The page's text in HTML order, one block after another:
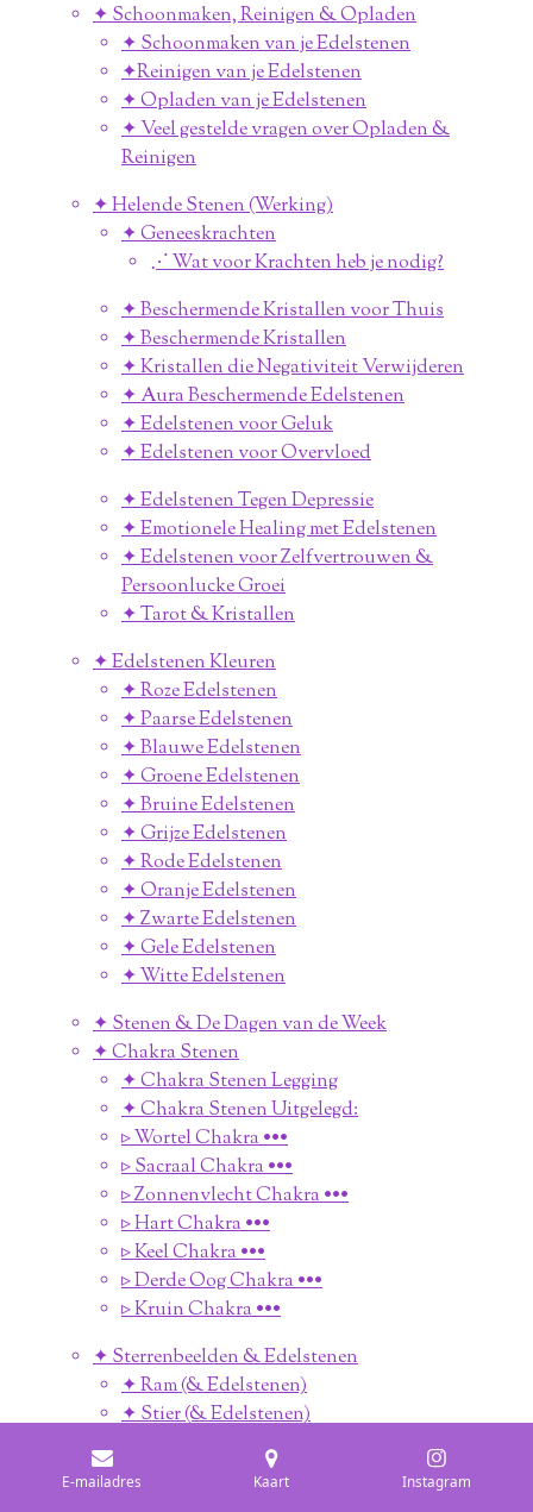
✦ Schoonmaken, Reinigen & Opladen
✦ Schoonmaken van je Edelstenen
✦Reinigen van je Edelstenen
✦ Opladen van je Edelstenen
✦ Veel gestelde vragen over Opladen &
Reinigen
✦ Helende Stenen (Werking)
✦ Geneeskrachten
⋰ Wat voor Krachten heb je nodig?
✦ Beschermende Kristallen voor Thuis
✦ Beschermende Kristallen
✦ Kristallen die Negativiteit Verwijderen
✦ Aura Beschermende Edelstenen
✦ Edelstenen voor Geluk
✦ Edelstenen voor Overvloed
✦ Edelstenen Tegen Depressie
✦ Emotionele Healing met Edelstenen
✦ Edelstenen voor Zelfvertrouwen &
Persoonlucke Groei
✦ Tarot & Kristallen
✦ Edelstenen Kleuren
✦ Roze Edelstenen
✦ Paarse Edelstenen
✦ Blauwe Edelstenen
✦ Groene Edelstenen
✦ Bruine Edelstenen
✦ Grijze Edelstenen
✦ Rode Edelstenen
✦ Oranje Edelstenen
✦ Zwarte Edelstenen
✦ Gele Edelstenen
✦ Witte Edelstenen
✦ Stenen & De Dagen van de Week
✦ Chakra Stenen
✦ Chakra Stenen Legging
✦ Chakra Stenen Uitgelegd:
▹ Wortel Chakra •••
▹ Sacraal Chakra •••
▹ Zonnenvlecht Chakra •••
▹ Hart Chakra •••
▹ Keel Chakra •••
▹ Derde Oog Chakra •••
▹ Kruin Chakra •••
✦ Sterrenbeelden & Edelstenen
✦ Ram (& Edelstenen)
✦ Stier (& Edelstenen)
✦ Tweelingen (& Edelstenen)
✦ Kreeft (& Edelstenen)
E-mailadres Kaart Instagram